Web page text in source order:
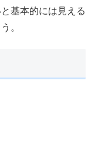
基本的には見える
。